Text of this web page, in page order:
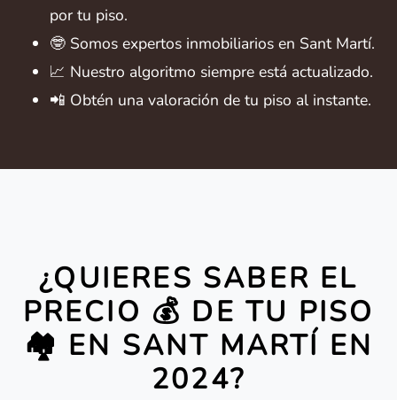
por tu piso.
🤓 Somos expertos inmobiliarios en Sant Martí.
📈 Nuestro algoritmo siempre está actualizado.
📲 Obtén una valoración de tu piso al instante.
¿QUIERES SABER EL
PRECIO 💰 DE TU PISO
🏘️ EN SANT MARTÍ EN
2024?